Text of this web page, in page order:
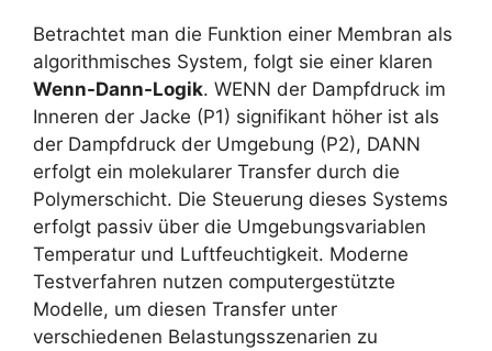
Betrachtet man die Funktion einer Membran als
algorithmisches System, folgt sie einer klaren
Wenn-Dann-Logik. WENN der Dampfdruck im
Inneren der Jacke (P1) signifikant höher ist als
der Dampfdruck der Umgebung (P2), DANN
erfolgt ein molekularer Transfer durch die
Polymerschicht. Die Steuerung dieses Systems
erfolgt passiv über die Umgebungsvariablen
Temperatur und Luftfeuchtigkeit. Moderne
Testverfahren nutzen computergestützte
Modelle, um diesen Transfer unter
verschiedenen Belastungsszenarien zu